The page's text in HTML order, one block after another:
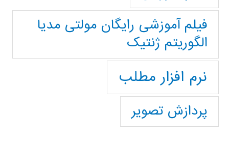
فیلم آموزشی رایگان مولتی مدیا
الگوریتم ژنتیک
نرم افزار مطلب
پردازش تصویر